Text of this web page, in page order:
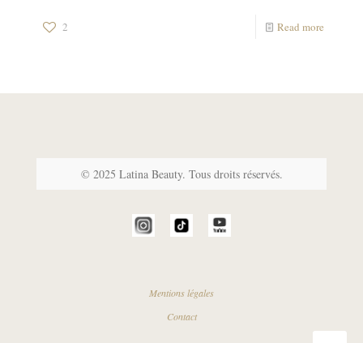
2 Read more
© 2025 Latina Beauty. Tous droits réservés.
Mentions légales
Contact